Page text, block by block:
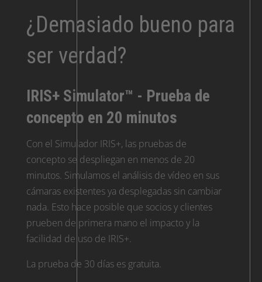
¿Demasiado bueno para
ser verdad?
IRIS+ Simulator™ - Prueba de
concepto en 20 minutos
Con el Simulador IRIS+, las pruebas de
concepto se despliegan en menos de 20
minutos. Simulamos el análisis de vídeo en sus
cámaras existentes ya desplegadas sin cambiar
nada. Esto hace posible que socios y clientes
prueben de primera mano el impacto y la
facilidad de uso de IRIS+.
La prueba de 30 días es gratuita.